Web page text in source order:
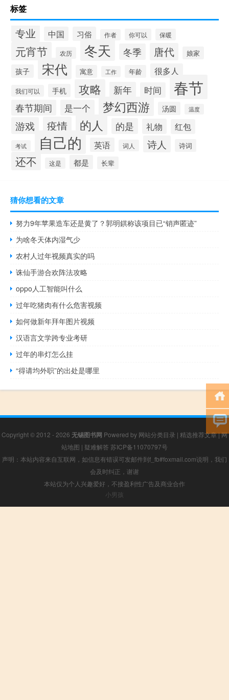
标签
专业 中国 习俗 作者 你可以 保暖
元宵节 农历 冬天 冬季 唐代 娘家
孩子 宋代 寓意 工作 年龄 很多人
我们可以 手机 攻略 新年 时间 春节
春节期间 是一个 梦幻西游 汤圆 温度
游戏 疫情 的人 的是 礼物 红包
考试 自己的 英语 词人 诗人 诗词
还不 这是 都是 长辈
猜你想看的文章
努力9年苹果造车还是黄了？郭明錤称该项目已“销声匿迹”
为啥冬天体内湿气少
农村人过年视频真实的吗
诛仙手游合欢阵法攻略
oppo人工智能叫什么
过年吃猪肉有什么危害视频
如何做新年拜年图片视频
汉语言文学跨专业考研
过年的串灯怎么挂
“得请均外职”的出处是哪里
Copyright © 2012 - 2026 无锡图书网 Powered by 网站分类目录 | 精选推荐文章|网
站地图 | 疑难解答 苏ICP备11070797号
声明：本站内容来自互联网，如信息有错误可发邮件到f_fb#foxmail.com说明，我们
会及时纠正，谢谢
本站仅为个人兴趣爱好，不接盈利性广告及商业合作
小男孩